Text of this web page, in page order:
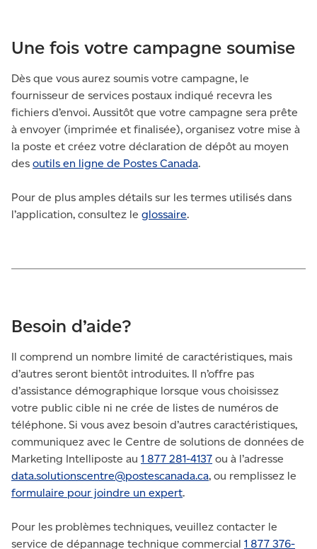
Une fois votre campagne soumise
Dès que vous aurez soumis votre campagne, le
fournisseur de services postaux indiqué recevra les
fichiers d’envoi. Aussitôt que votre campagne sera prête
à envoyer (imprimée et finalisée), organisez votre mise à
la poste et créez votre déclaration de dépôt au moyen
des outils en ligne de Postes Canada.
Pour de plus amples détails sur les termes utilisés dans
l’application, consultez le glossaire.
Besoin d’aide?
Il comprend un nombre limité de caractéristiques, mais
d’autres seront bientôt introduites. Il n’offre pas
d’assistance démographique lorsque vous choisissez
votre public cible ni ne crée de listes de numéros de
téléphone. Si vous avez besoin d’autres caractéristiques,
communiquez avec le Centre de solutions de données de
Marketing Intelliposte au 1 877 281-4137 ou à l’adresse
data.solutionscentre@postescanada.ca, ou remplissez le
formulaire pour joindre un expert.
Pour les problèmes techniques, veuillez contacter le
service de dépannage technique commercial 1 877 376-